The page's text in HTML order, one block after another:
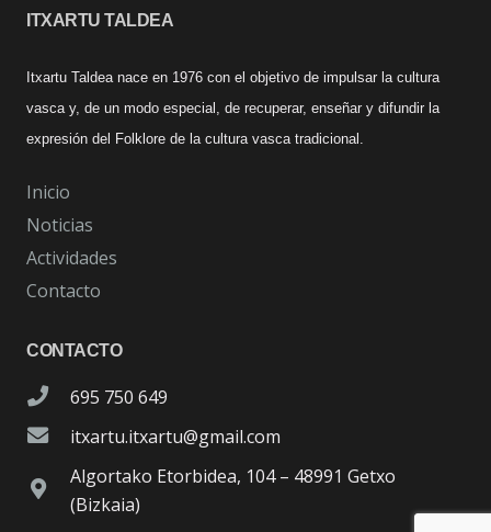
ITXARTU TALDEA
Itxartu Taldea nace en 1976 con el objetivo de impulsar la cultura
vasca y, de un modo especial, de recuperar, enseñar y difundir la
expresión del Folklore de la cultura vasca tradicional.
Inicio
Noticias
Actividades
Contacto
CONTACTO
695 750 649
itxartu.itxartu@gmail.com
Algortako Etorbidea, 104 – 48991 Getxo
(Bizkaia)